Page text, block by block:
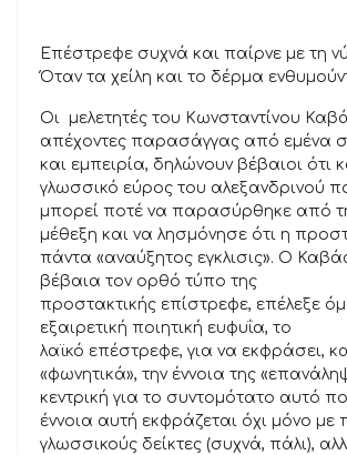
Επέστρεφε συχνά και παίρνε με τη
Όταν τα χείλη και το δέρμα
Οι μελετητές του Κωνσταντίνου
απέχοντες παρασάγγας από εμένα
και εμπειρία, δηλώνουν βέβαιοι ότι
γλωσσικό εύρος του αλεξανδρινού
μπορεί ποτέ να παρασύρθηκε από
μέθεξη και να λησμόνησε ότι η
πάντα «αναύξητος εγκλισις». Ο
βέβαια τον ορθό τύπο της
προστακτικής επίστρεφε, επέλεξε
εξαιρετική ποιητική ευφυΐα, το
λαϊκό επέστρεφε, για να εκφράσει,
«φωνητικά», την έννοια της
κεντρική για το συντομότατο αυτό
έννοια αυτή εκφράζεται όχι μόνο με
γλωσσικούς δείκτες (συχνά, πάλι),